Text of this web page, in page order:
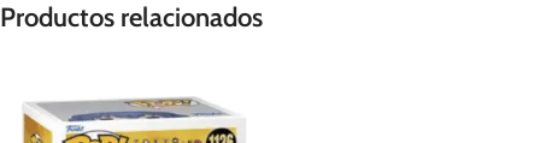
Productos relacionados